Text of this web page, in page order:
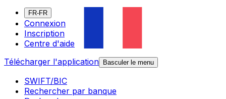
FR-FR
Connexion
Inscription
Centre d'aide
Télécharger l'application
Basculer le menu
SWIFT/BIC
Rechercher par banque